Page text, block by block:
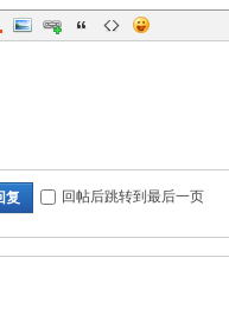
复 回帖后跳转到最后一页